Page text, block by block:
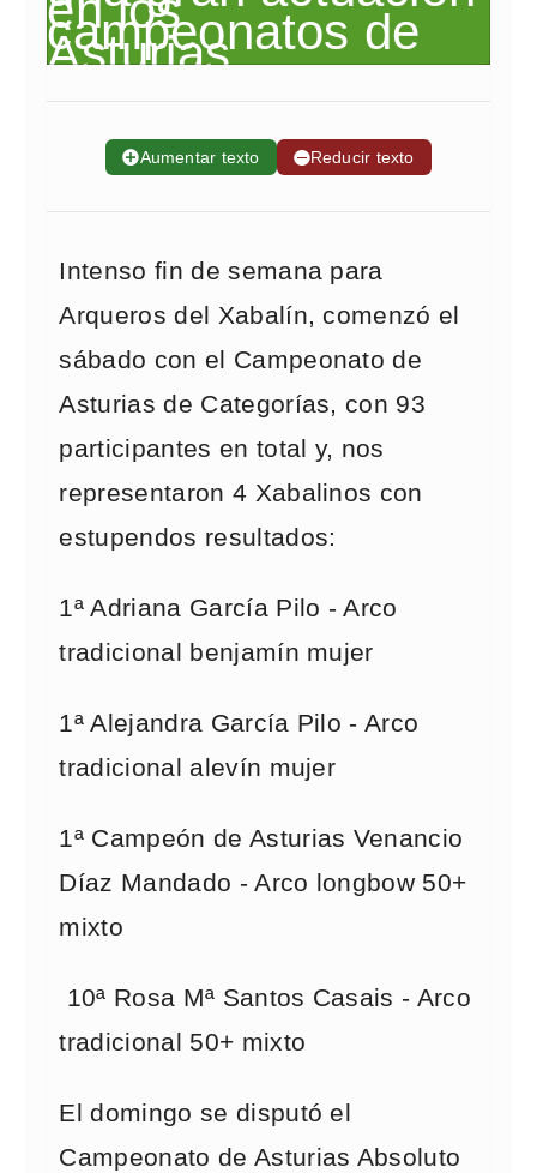
➕Aumentar texto ➖Reducir texto
Intenso fin de semana para
Arqueros del Xabalín, comenzó el
sábado con el Campeonato de
Asturias de Categorías, con 93
participantes en total y, nos
representaron 4 Xabalinos con
estupendos resultados:
1ª Adriana García Pilo - Arco
tradicional benjamín mujer
1ª Alejandra García Pilo - Arco
tradicional alevín mujer
1ª Campeón de Asturias Venancio
Díaz Mandado - Arco longbow 50+
mixto
10ª Rosa Mª Santos Casais - Arco
tradicional 50+ mixto
El domingo se disputó el
Campeonato de Asturias Absoluto